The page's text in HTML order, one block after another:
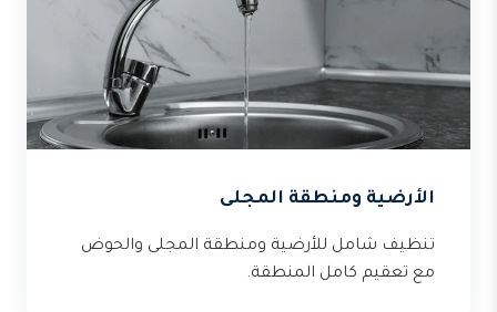
الأرضية ومنطقة المجلى
تنظيف شامل للأرضية ومنطقة المجلى والحوض
مع تعقيم كامل المنطقة.